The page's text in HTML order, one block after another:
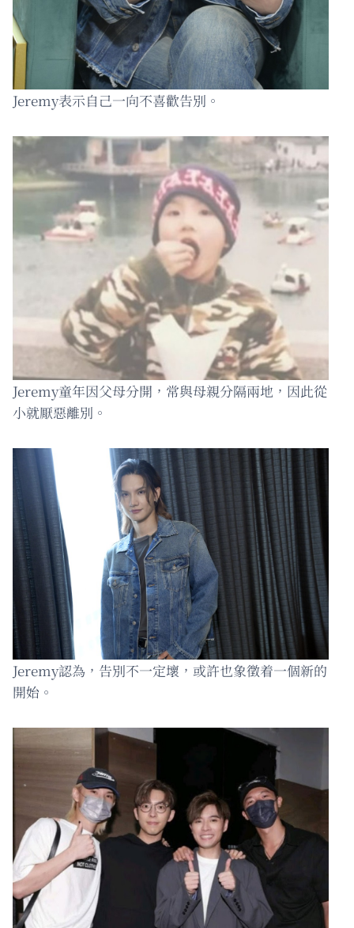
Jeremy表示自己一向不喜歡告別。
Jeremy童年因父母分開，常與母親分隔兩地，因此從
小就厭惡離別。
Jeremy認為，告別不一定壞，或許也象徵着一個新的
開始。